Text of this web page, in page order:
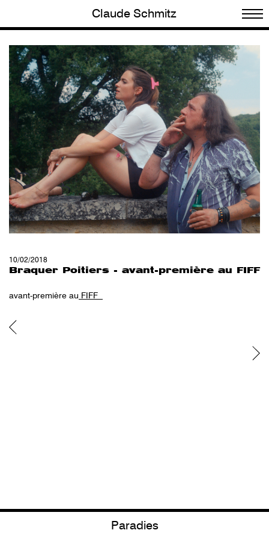
10/02/2018
Braquer Poitiers - avant-première au FIFF
avant-première au FIFF
Claude Schmitz
Paradies